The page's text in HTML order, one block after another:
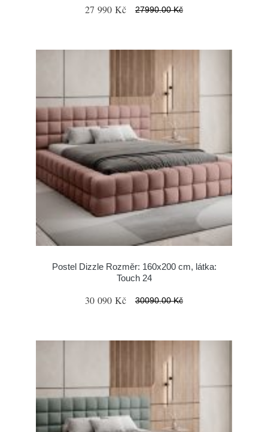
27 990 Kč 27990.00 Kč
Postel Dizzle Rozměr: 160x200 cm, látka:
Touch 24
30 090 Kč 30090.00 Kč